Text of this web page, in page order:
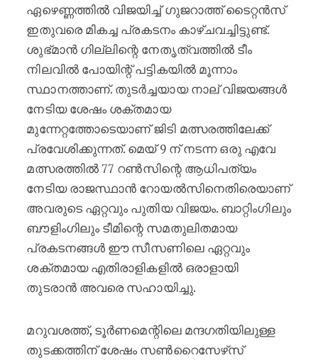
ഏഴെണ്ണത്തിൽ വിജയിച്ച് ഗുജറാത്ത് ടൈറ്റൻസ്
ഇതുവരെ മികച്ച പ്രകടനം കാഴ്ചവച്ചിട്ടുണ്ട്.
ശുഭ്മാൻ ഗില്ലിന്റെ നേതൃത്വത്തിൽ ടീം
നിലവിൽ പോയിന്റ് പട്ടികയിൽ മൂന്നാം
സ്ഥാനത്താണ്. തുടർച്ചയായ നാല് വിജയങ്ങൾ
നേടിയ ശേഷം ശക്തമായ
മുന്നേറ്റത്തോടെയാണ് ജിടി മത്സരത്തിലേക്ക്
പ്രവേശിക്കുന്നത്. മെയ് 9 ന് നടന്ന ഒരു എവേ
മത്സരത്തിൽ 77 റൺസിന്റെ ആധിപത്യം
നേടിയ രാജസ്ഥാൻ റോയൽസിനെതിരെയാണ്
അവരുടെ ഏറ്റവും പുതിയ വിജയം. ബാറ്റിംഗിലും
ബൗളിംഗിലും ടീമിന്റെ സമതുലിതമായ
പ്രകടനങ്ങൾ ഈ സീസണിലെ ഏറ്റവും
ശക്തമായ എതിരാളികളിൽ ഒരാളായി
തുടരാൻ അവരെ സഹായിച്ചു.
മറുവശത്ത്, ടൂർണമെന്റിലെ മന്ദഗതിയിലുള്ള
തുടക്കത്തിന് ശേഷം സൺറൈസേഴ്‌സ്